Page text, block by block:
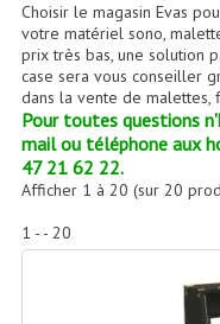
Choisir le magasin Evas
votre matériel sono,
prix très bas, une solution
case sera vous conseiller
dans la vente de
Pour toutes questions
mail ou téléphone aux
47 21 62 22.
Afficher 1 à 20 (sur 20
1 - - 20